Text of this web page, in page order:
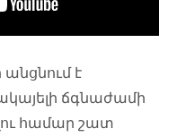
է
ճգնաժամի
համար շատ